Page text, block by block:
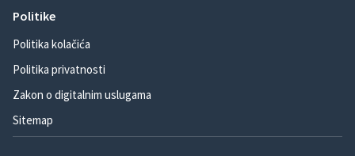
Politike
Politika kolačića
Politika privatnosti
Zakon o digitalnim uslugama
Sitemap